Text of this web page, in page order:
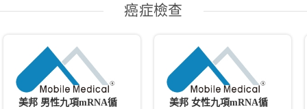
癌症檢查
美邦 男性九項mRNA循
美邦 女性九項mRNA循